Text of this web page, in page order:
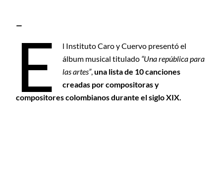
—
E
l Instituto Caro y Cuervo presentó el
álbum musical titulado “Una república para
las artes”, una lista de 10 canciones
creadas por compositoras y
compositores colombianos durante el siglo XIX.